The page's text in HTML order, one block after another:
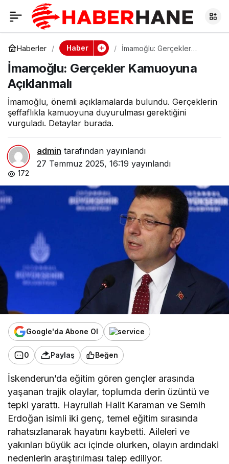
Haberler Haber
İmamoğlu: Gerçekler
İmamoğlu: Gerçekler Kamuoyuna
Açıklanmalı
İmamoğlu, önemli açıklamalarda bulundu. Gerçeklerin
şeffaflıkla kamuoyuna duyurulması gerektiğini
vurguladı. Detaylar burada.
admin tarafından yayınlandı
27 Temmuz 2025, 16:19 yayınlandı
172
Google'da Abone Ol
0 Paylaş Beğen
İskenderun’da eğitim gören gençler arasında
yaşanan trajik olaylar, toplumda derin üzüntü ve
tepki yarattı. Hayrullah Halit Karaman ve Semih
Erdoğan isimli iki genç, temel eğitim sırasında
rahatsızlanarak hayatını kaybetti. Aileleri ve
yakınları büyük acı içinde olurken, olayın ardındaki
nedenlerin araştırılması talep ediliyor.
İmamoğlu: Gerçekler
Kamuoyuna
Açıklanmalı